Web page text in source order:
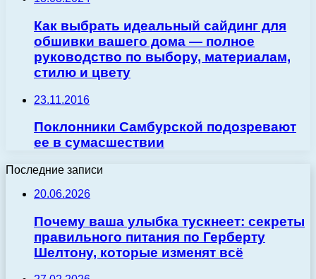
Как выбрать идеальный сайдинг для
обшивки вашего дома — полное
руководство по выбору, материалам,
стилю и цвету
23.11.2016
Поклонники Самбурской подозревают
ее в сумасшествии
Последние записи
20.06.2026
Почему ваша улыбка тускнеет: секреты
правильного питания по Герберту
Шелтону, которые изменят всё